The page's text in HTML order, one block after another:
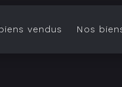
vendus Nos